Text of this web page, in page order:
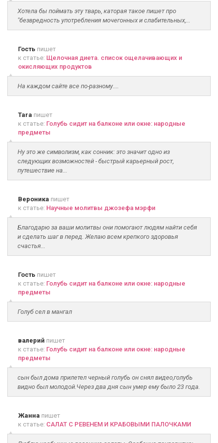
Хотела бы поймать эту тварь, каторая такое пишет про
"безвредность употребления мочегонных и слабительных,...
Гость пишет
к статье: Щелочная диета. список ощелачивающих и
окисляющих продуктов
На каждом сайте все по-разному....
Tara пишет
к статье: Голубь сидит на балконе или окне: народные
предметы
Ну это же символизм, как сонник: это значит одно из
следующих возможностей - быстрый карьерный рост,
путешествие на...
Вероника пишет
к статье: Научные молитвы джозефа мэрфи
Благодарю за ваши молитвы они помогают людям найти себя
и сделать шаг в перед. Желаю всем крепкого здоровья
счастья...
Гость пишет
к статье: Голубь сидит на балконе или окне: народные
предметы
Голуб сел в мангал
валерий пишет
к статье: Голубь сидит на балконе или окне: народные
предметы
сын был дома прилетел черный голубь он снял видео,голубь
видно был молодой.Через два дня сын умер ему было 23 года.
Жанна пишет
к статье: САЛАТ С РЕВЕНЕМ И КРАБОВЫМИ ПАЛОЧКАМИ